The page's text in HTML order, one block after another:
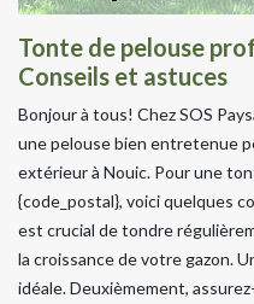
Tonte de pelouse
Conseils et astuces
Bonjour à tous! Chez SOS
une pelouse bien entretenue
extérieur à Nouic. Pour une
{code_postal}, voici quelques
est crucial de tondre
la croissance de votre gazon.
idéale. Deuxièmement,